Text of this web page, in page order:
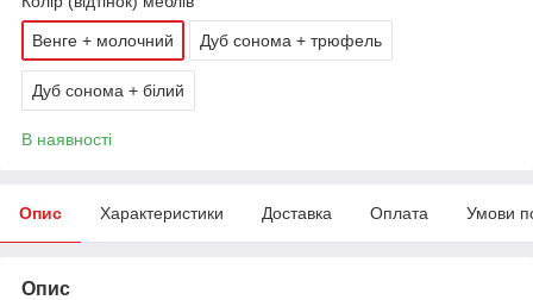
Венге + молочний Дуб сонома + трюфель
Дуб сонома + білий
В наявності
Опис Характеристики Доставка Оплата Умови
Опис